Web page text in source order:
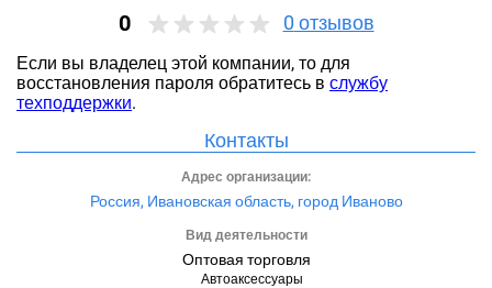
0 0 отзывов
Если вы владелец этой компании, то для
восстановления пароля обратитесь в службу
техподдержки.
Контакты
Адрес организации:
Россия, Ивановская область, город Иваново
Вид деятельности
Оптовая торговля
Автоаксессуары